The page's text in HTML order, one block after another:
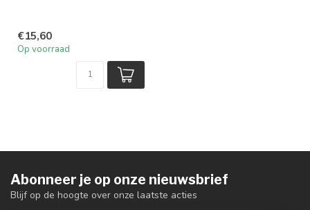
€15,60
Op voorraad
Abonneer je op onze nieuwsbrief
Blijf op de hoogte over onze laatste acties